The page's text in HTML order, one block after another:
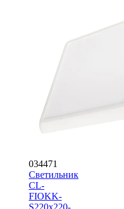
034471
Светильник
CL-
FIOKK-
S220x220-